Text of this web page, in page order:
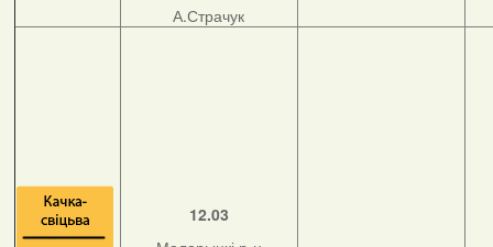
А.Страчук
12.03